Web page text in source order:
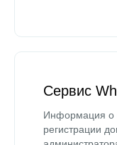
Сервис
Информация о
регистрации